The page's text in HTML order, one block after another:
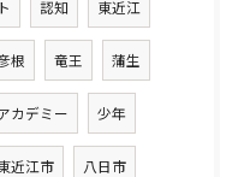
認知 東近江
根 竜王 蒲生
カデミー 少年
近江市 八日市